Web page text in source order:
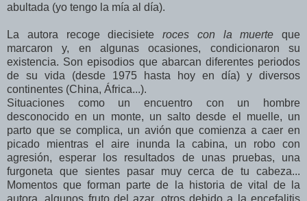
abultada (yo tengo la mía al día).
La autora recoge diecisiete roces con la muerte que
marcaron y, en algunas ocasiones, condicionaron su
existencia. Son episodios que abarcan diferentes periodos
de su vida (desde 1975 hasta hoy en día) y diversos
continentes (China, África...).
Situaciones como un encuentro con un hombre
desconocido en un monte, un salto desde el muelle, un
parto que se complica, un avión que comienza a caer en
picado mientras el aire inunda la cabina, un robo con
agresión, esperar los resultados de unas pruebas, una
furgoneta que sientes pasar muy cerca de tu cabeza...
Momentos que forman parte de la historia de vital de la
autora, algunos fruto del azar, otros debido a la encefalitis